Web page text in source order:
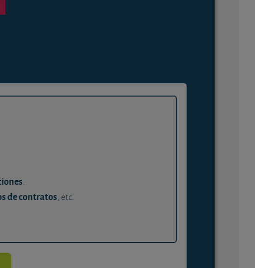
.
de contratos, etc.